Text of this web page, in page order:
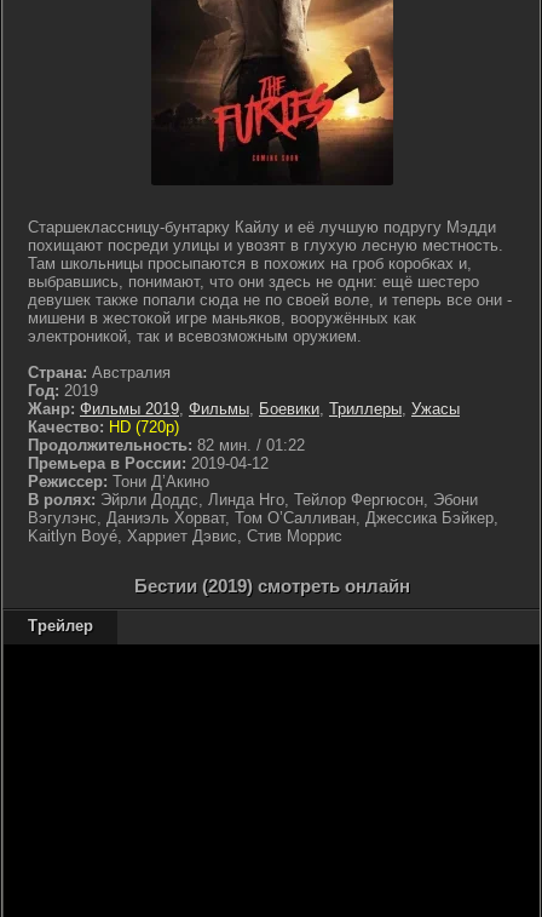
Старшеклассницу-бунтарку Кайлу и её лучшую подругу Мэдди
похищают посреди улицы и увозят в глухую лесную местность.
Там школьницы просыпаются в похожих на гроб коробках и,
выбравшись, понимают, что они здесь не одни: ещё шестеро
девушек также попали сюда не по своей воле, и теперь все они -
мишени в жестокой игре маньяков, вооружённых как
электроникой, так и всевозможным оружием.
Страна: Австралия
Год: 2019
Жанр: Фильмы 2019, Фильмы, Боевики, Триллеры, Ужасы
Качество: HD (720p)
Продолжительность: 82 мин. / 01:22
Премьера в России: 2019-04-12
Режиссер: Тони Д’Акино
В ролях: Эйрли Доддс, Линда Нго, Тейлор Фергюсон, Эбони
Вэгулэнс, Даниэль Хорват, Том О’Салливан, Джессика Бэйкер,
Kaitlyn Boyé, Харриет Дэвис, Стив Моррис
Бестии (2019) смотреть онлайн
Трейлер